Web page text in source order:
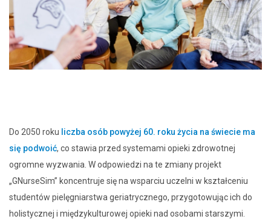
Do 2050 roku liczba osób powyżej 60. roku życia na świecie ma
się podwoić, co stawia przed systemami opieki zdrowotnej
ogromne wyzwania. W odpowiedzi na te zmiany projekt
„GNurseSim” koncentruje się na wsparciu uczelni w kształceniu
studentów pielęgniarstwa geriatrycznego, przygotowując ich do
holistycznej i międzykulturowej opieki nad osobami starszymi.